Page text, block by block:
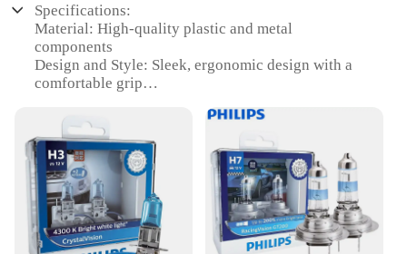
Specifications:
Material: High-quality plastic and metal
components
Design and Style: Sleek, ergonomic design with a
comfortable grip
and small body areas
Performance and Property: Advanced epilation
technology for smooth, long-lasting results
Parts and Accessories: Comes with a set of
replacement heads for versatile use
Applicable People: Suitable for both men and
women seeking efficient hair removal